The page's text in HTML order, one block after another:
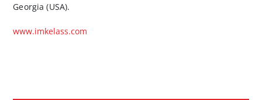
Georgia (USA).
www.imkelass.com